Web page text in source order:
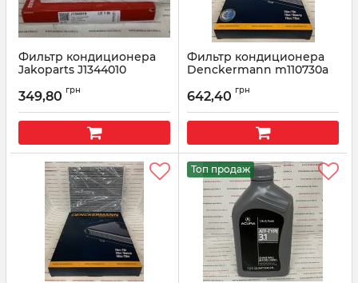
Фильтр кондиционера
Jakoparts J1344010
349,80 грн
Фильтр кондиционера
Denckermann m110730a
642,40 грн
Топ продаж